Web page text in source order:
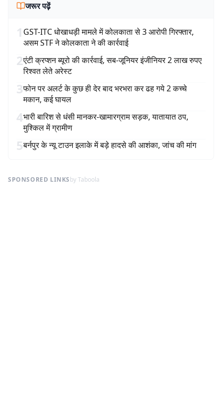
जरूर पढ़ें
1 GST-ITC धोखाधड़ी मामले में कोलकाता से 3 आरोपी गिरफ्तार,
असम STF ने कोलकाता ने की कार्रवाई
2एंटी क्रप्शन ब्यूरो की कार्रवाई, सब-जूनियर इंजीनियर 2 लाख रुपए
रिश्वत लेते अरेस्ट
3फोन पर अलर्ट के कुछ ही देर बाद भरभरा कर ढह गये 2 कच्चे
मकान, कई घायल
4भारी बारिश से धंसी मानकर-खामारग्राम सड़क, यातायात ठप,
मुश्किल में ग्रामीण
5बर्नपुर के न्यू टाउन इलाके में बड़े हादसे की आशंका, जांच की मांग
SPONSORED LINKSby Taboola